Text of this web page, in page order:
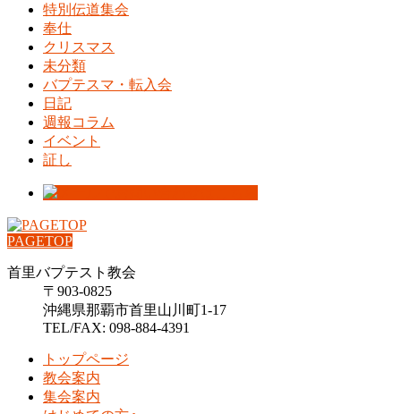
特別伝道集会
奉仕
クリスマス
未分類
バプテスマ・転入会
日記
週報コラム
イベント
証し
PAGETOP
首里バプテスト教会
〒903-0825
沖縄県那覇市首里山川町1-17
TEL/FAX: 098-884-4391
トップページ
教会案内
集会案内